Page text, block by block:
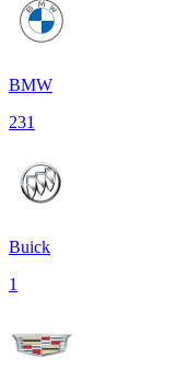
BMW
231
Buick
1